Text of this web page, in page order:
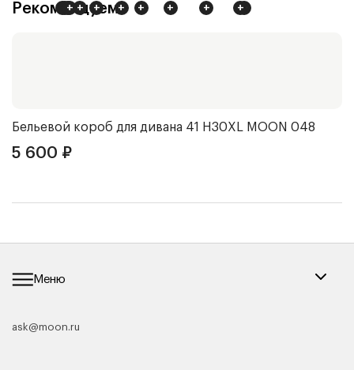
++
+ + +
+
+ + + +
+
Рекомендуем
Бельевой короб для дивана 41 Н30XL MOON 048
5 600 ₽
Меню
Каталог мебели
ask@moon.ru